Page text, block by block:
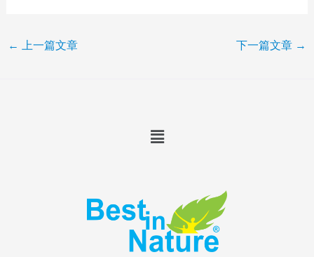
← 上一篇文章 下一篇文章 →
Menu